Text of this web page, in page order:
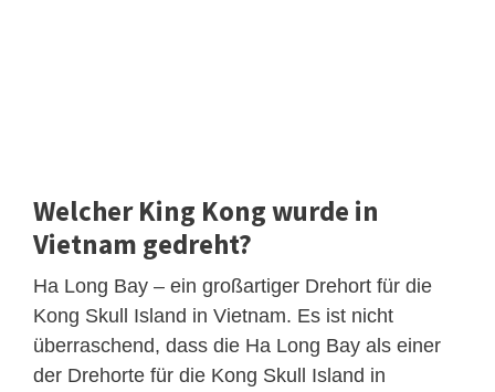
Welcher King Kong wurde in
Vietnam gedreht?
Ha Long Bay – ein großartiger Drehort für die
Kong Skull Island in Vietnam. Es ist nicht
überraschend, dass die Ha Long Bay als einer
der Drehorte für die Kong Skull Island in